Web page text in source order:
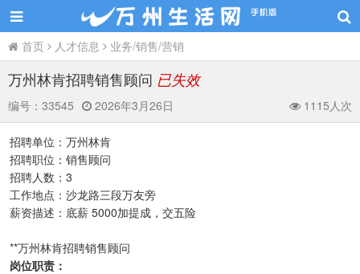
首页 人才信息 业务/销售/营销
万州林肯招聘销售顾问 已失效
编号： 33545 2026年3月26日 1115人次
招聘单位：万州林肯
招聘职位：销售顾问
招聘人数：3
工作地点：沙龙路三段万友旁
薪资描述：底薪 5000加提成，交五险
**万州林肯招聘销售顾问
岗位职责：